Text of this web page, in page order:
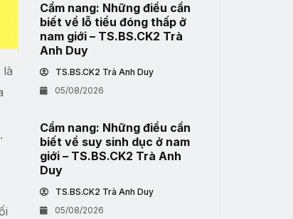
là
Cẩm nang: Những điều cần
biết về lỗ tiểu đóng thấp ở
nam giới – TS.BS.CK2 Trà
Anh Duy
TS.BS.CK2 Trà Anh Duy
05/08/2026
Cẩm nang: Những điều cần
biết về suy sinh dục ở nam
giới – TS.BS.CK2 Trà Anh
Duy
TS.BS.CK2 Trà Anh Duy
05/08/2026